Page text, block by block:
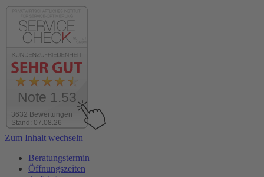
3632 Bewertungen
Stand: 07.08.26
Note 1.53
Zum Inhalt wechseln
Beratungstermin
Öffnungszeiten